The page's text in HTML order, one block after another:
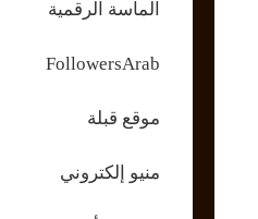
الماسة الرقمية
FollowersArab
موقع قبلة
منيو إلكتروني